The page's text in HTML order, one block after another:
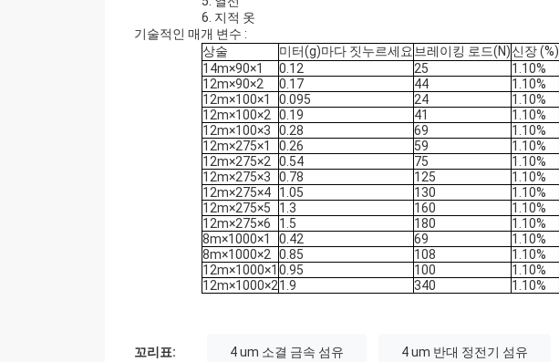
6. 지적 옷
기술적인 매개 변수 :
상술
미터(g)마다 짓누르세요 브레이킹 로드(N)신장 (%)
14m×90×1
0.12 25 1.10%
12m×90×2
0.17 44 1.10%
12m×100×1
0.095 24 1.10%
12m×100×2
0.19 41 1.10%
12m×100×3
0.28 69 1.10%
12m×275×1
0.26 59 1.10%
12m×275×2
0.54 75 1.10%
12m×275×3
0.78 125 1.10%
12m×275×4
1.05 130 1.10%
12m×275×5
1.3 160 1.10%
12m×275×6
1.5 180 1.10%
8m×1000×1
0.42 69 1.10%
8m×1000×2
0.85 108 1.10%
12m×1000×1 0.95 100 1.10%
12m×1000×21.9 340 1.10%
꼬리표: 4 um 소결 금속 섬유 4 um 반대 정전기 섬유